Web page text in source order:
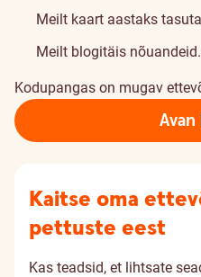
Meilt kaart aastaks
Meilt blogitäis nõuandeid.
Kodupangas on mugav
Kaitse oma
pettuste eest
Kas teadsid, et lihtsate